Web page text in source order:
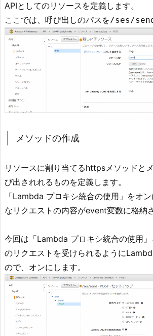
APIとしてのリソースを定義します。
ここでは、呼び出しのパスを/ses/
メソッドの作成
リソースに割り当てるhttpsメソッドと
び出されれるものを定義します。
「Lambda プロキシ統合の使用」をオ
なリクエストの内容がevent変数に格納
今回は「Lambda プロキシ統合の使用
のリクエストを受けられるように
ので、オンにします。